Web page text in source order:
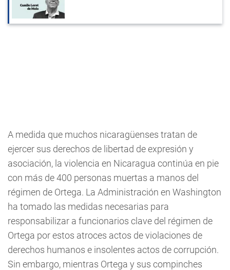
A medida que muchos nicaragüenses tratan de
ejercer sus derechos de libertad de expresión y
asociación, la violencia en Nicaragua continúa en pie
con más de 400 personas muertas a manos del
régimen de Ortega. La Administración en Washington
ha tomado las medidas necesarias para
responsabilizar a funcionarios clave del régimen de
Ortega por estos atroces actos de violaciones de
derechos humanos e insolentes actos de corrupción.
Sin embargo, mientras Ortega y sus compinches